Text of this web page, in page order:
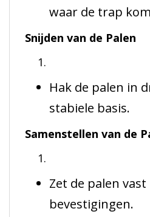
waar de trap
Snijden van de Palen
Hak de palen in
stabiele basis.
Samenstellen van de
Zet de palen
bevestigingen.